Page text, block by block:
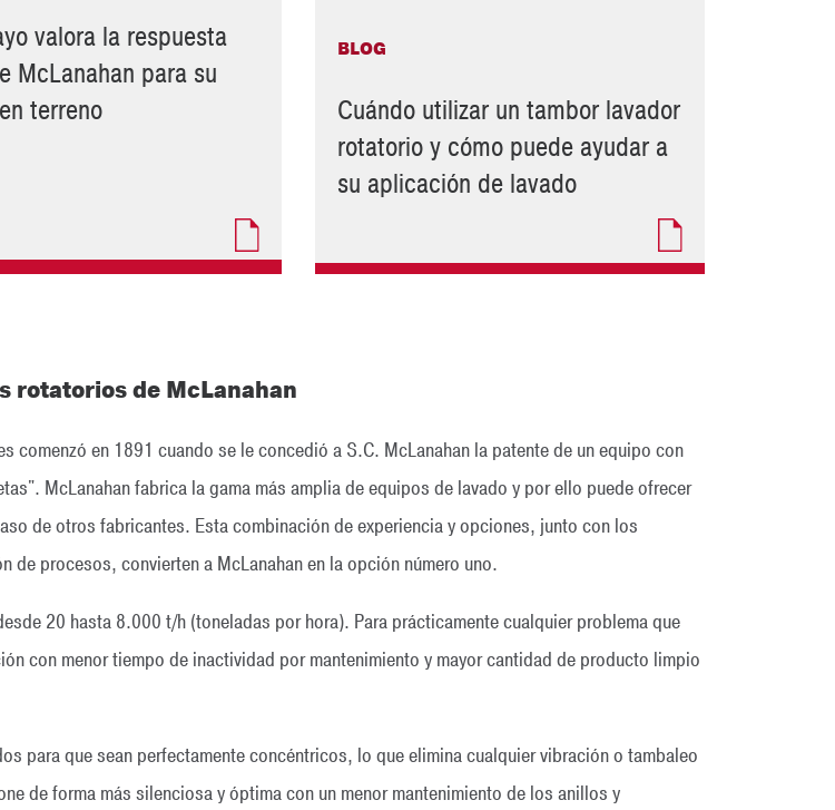
valora la respuesta
McLanahan para su
terreno
BLOG
Cuándo utilizar un tambor lavador
rotatorio y cómo puede ayudar a
su aplicación de lavado
rotatorios de McLanahan
comenzó en 1891 cuando se le concedió a S.C. McLanahan la patente de un equipo con
McLanahan fabrica la gama más amplia de equipos de lavado y por ello puede ofrecer
de otros fabricantes. Esta combinación de experiencia y opciones, junto con los
procesos, convierten a McLanahan en la opción número uno.
20 hasta 8.000 t/h (toneladas por hora). Para prácticamente cualquier problema que
con menor tiempo de inactividad por mantenimiento y mayor cantidad de producto limpio
para que sean perfectamente concéntricos, lo que elimina cualquier vibración o tambaleo
de forma más silenciosa y óptima con un menor mantenimiento de los anillos y